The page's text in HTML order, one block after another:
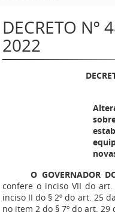
DECRETO Nº
2022
O GOVERNADOR
confere o inciso VII do
inciso II do § 2º do art. 25
no item 2 do § 7º do art. 29